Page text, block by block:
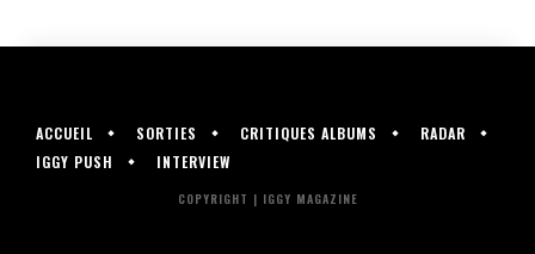
ACCUEIL SORTIES CRITIQUES ALBUMS
RADAR
IGGY PUSH
INTERVIEW
COPYRIGHT | IGGY MAGAZINE